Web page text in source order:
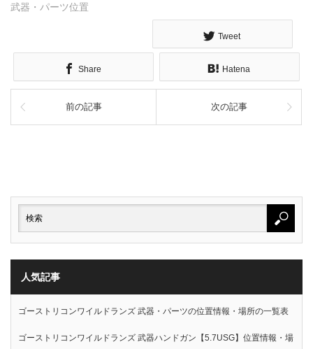
武器・パーツ位置
Tweet
Share Hatena
前の記事 次の記事
人気記事
ゴーストリコンワイルドランズ 武器・パーツの位置情報・場所の一覧表
ゴーストリコンワイルドランズ 武器ハンドガン【5.7USG】位置情報・場